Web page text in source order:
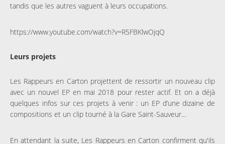
tandis que les autres vaguent à leurs occupations.
https://www.youtube.com/watch?v=R5FBKlwOjqQ
Leurs projets
Les Rappeurs en Carton projettent de ressortir un nouveau clip
avec un nouvel EP en mai 2018 pour rester actif. Et on a déjà
quelques infos sur ces projets à venir : un EP d’une dizaine de
compositions et un clip tourné à la Gare Saint-Sauveur...
En attendant la suite, Les Rappeurs en Carton confirment qu'ils